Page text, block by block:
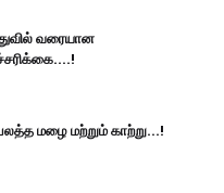
வரையான
மழை மற்றும் காற்று...!